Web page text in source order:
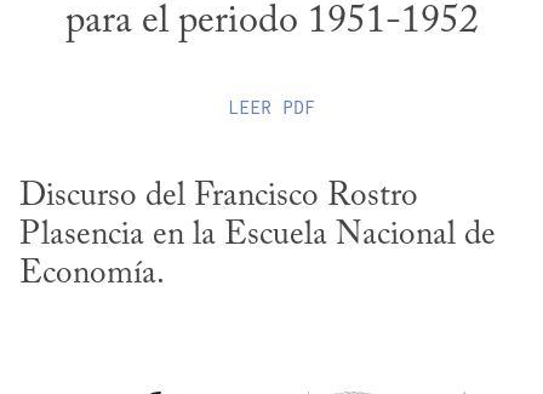
para el periodo 1951-1952
LEER PDF
Discurso del Francisco Rostro
Plasencia en la Escuela Nacional de
Economía.